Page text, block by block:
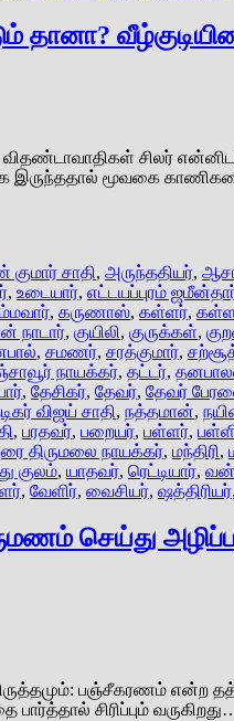
சிலர்
இருந்ததால் மூவகை
சாதி, அருந்ததியர்,
, உடையார், எட்டயப்புரம்
, கருணாஸ், கள்ளர்,
நாடார், குயிலி, குருக்கள்,
, சமணர், சரத்குமார்,
நாயக்கர், தட்டர்,
, தேசிகர், தேவர், தேவர்
விஜய் சாதி, நத்தமான்,
, பரதவர், பறையர், பள்ளர்,
திருமலை நாயக்கர், மந்திரி,
குலம், யாதவர், ரெட்டியார்,
, வேளிர், வைசியர், ஷத்திரியர்,
செய்து
பஞ்சீகரணம்
சிரிப்பும்